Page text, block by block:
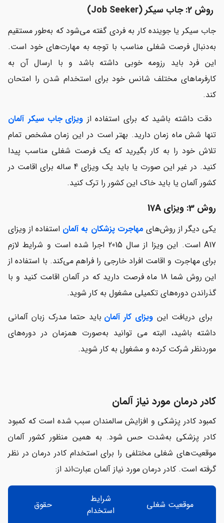
روش 2: جاب سیکر ( Job Seeker
)
جاب سیکر یا جوینده کار به فردی گفته می‌شود که به‌طور مستقیم
به‌دنبال فرصت شغلی مناسب با توجه به مهارت‌های خود است.
این فرد باید رزومه خوبی داشته باشد و با ارسال آن به
کارفرماهای مختلف شانس خود برای استخدام شدن را امتحان
کند.
دقت داشته باشید که برای استفاده از ویزای جاب سیکر آلمان
تنها شش ماه زمان دارید. بهتر است در این زمان مشخص تمام
تلاش خود را به کار بگیرید که یک فرصت شغلی مناسب پیدا
کنید. در غیر این صورت یا باید یک ویزای 4 ساله برای اقامت در
کشور آلمان یا باید خاک این کشور را ترک کنید.
روش 3: ویزای 17 A
یکی دیگر از روش‌های مهاجرت پزشکان به آلمان استفاده از ویزای
A17 است. این ویزا از سال 2015 اجرا شده است و شرایط لازم
برای مهاجرت و اقامت افراد خارجی را فراهم می‌کند. با استفاده از
این روش شما 18 ماه فرصت دارید که در آلمان اقامت کنید و با
گذراندن دوره‌های تکمیلی مشغول به کار شوید.
برای دریافت این ویزای کار آلمان باید حتما مدرک زبان آلمانی
داشته باشید، البته می توانید به‌صورت همزمان در دوره‌های
موردنظر شرکت کرده و مشغول به کار شوید.
کادر درمان مورد نیاز آلمان
کمبود کادر پزشکی و افزایش سالمندان سبب شده است که کمبود
کادر پزشکی به‌شدت حس شود. به همین منظور کشور آلمان
موقعیت‌های شغلی مختلفی را برای استخدام کادر درمان در نظر
گرفته است. کادر درمان مورد نیاز آلمان عبارت‌اند از:
موقعیت شغلی
شرایط
استخدام
حقوق